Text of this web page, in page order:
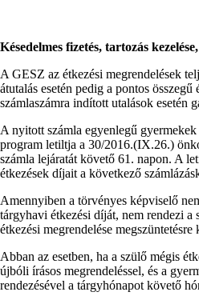
Késedelmes fizetés, tartozás
A GESZ az étkezési megrendelések
átutalás esetén pedig a pontos
számlaszámra indított utalások esetén
A nyitott számla egyenlegű gyermekek
program letiltja a 30/2016.(IX.26.)
számla lejáratát követő 61. napon. A
étkezések díjait a következő
Amennyiben a törvényes képviselő
tárgyhavi étkezési díját, nem rendezi a
étkezési megrendelése megszüntetésre
Abban az esetben, ha a szülő mégis
újbóli írásos megrendeléssel, és a
rendezésével a tárgyhónapot követő